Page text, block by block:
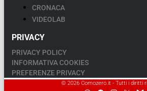
CRONACA
VIDEOLAB
PRIVACY
PRIVACY POLICY
INFORMATIVA COOKIES
PREFERENZE PRIVACY
© 2026 Comozero.it - Tutti i diritti